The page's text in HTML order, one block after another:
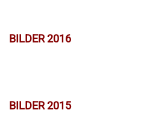
BILDER 2016
BILDER 2015